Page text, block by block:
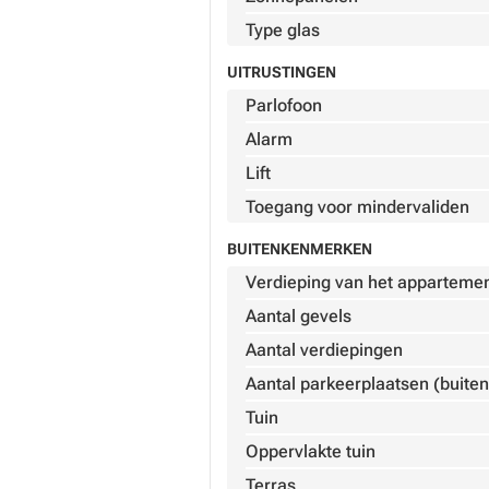
Type glas
UITRUSTINGEN
Parlofoon
Alarm
Lift
Toegang voor mindervaliden
BUITENKENMERKEN
Verdieping van het
Aantal gevels
Aantal verdiepingen
Aantal parkeerplaatsen
Tuin
Oppervlakte tuin